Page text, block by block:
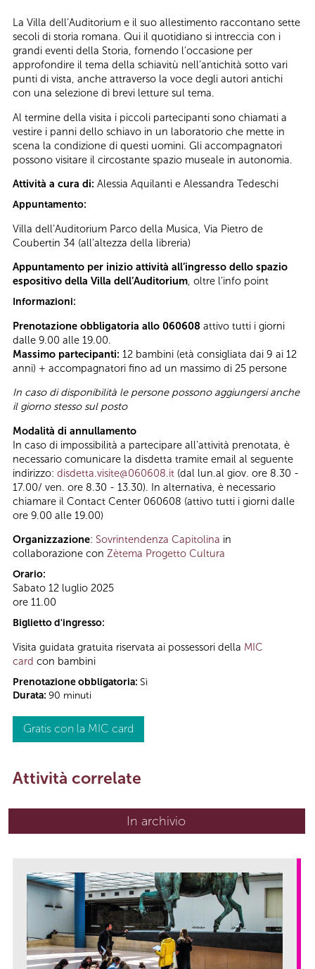
La Villa dell’Auditorium e il suo allestimento raccontano sette
secoli di storia romana. Qui il quotidiano si intreccia con i
grandi eventi della Storia, fornendo l’occasione per
approfondire il tema della schiavitù nell’antichità sotto vari
punti di vista, anche attraverso la voce degli autori antichi
con una selezione di brevi letture sul tema.
Al termine della visita i piccoli partecipanti sono chiamati a
vestire i panni dello schiavo in un laboratorio che mette in
scena la condizione di questi uomini. Gli accompagnatori
possono visitare il circostante spazio museale in autonomia.
Attività a cura di: Alessia Aquilanti e Alessandra Tedeschi
Appuntamento:
Villa dell’Auditorium Parco della Musica, Via Pietro de
Coubertin 34 (all’altezza della libreria)
Appuntamento per inizio attività all’ingresso dello spazio
espositivo della Villa dell’Auditorium, oltre l’info point
Informazioni:
Prenotazione obbligatoria allo 060608 attivo tutti i giorni
dalle 9.00 alle 19.00.
Massimo partecipanti: 12 bambini (età consigliata dai 9 ai 12
anni) + accompagnatori fino ad un massimo di 25 persone
In caso di disponibilità le persone possono aggiungersi anche
il giorno stesso sul posto
Modalità di annullamento
In caso di impossibilità a partecipare all’attività prenotata, è
necessario comunicare la disdetta tramite email al seguente
indirizzo: disdetta.visite@060608.it (dal lun.al giov. ore 8.30 -
17.00/ ven. ore 8.30 - 13.30). In alternativa, è necessario
chiamare il Contact Center 060608 (attivo tutti i giorni dalle
ore 9.00 alle 19.00)
Organizzazione: Sovrintendenza Capitolina in
collaborazione con Zètema Progetto Cultura
Orario:
Sabato 12 luglio 2025
ore 11.00
Biglietto d'ingresso:
Visita guidata gratuita riservata ai possessori della MIC
card con bambini
Prenotazione obbligatoria: Sì
Durata: 90 minuti
Gratis con la MIC card
Attività correlate
In archivio